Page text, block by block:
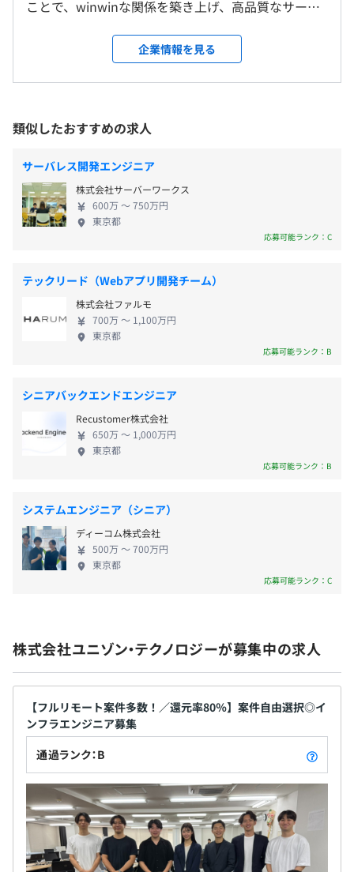
■キャリア支援の専任担当者
マネジメント、上流工程、独立・フリーランスなど、目指
すキャリアのゴールに対応できるように、様々な角度から
当社では案件単価を全て開示し、単価の80%を還元して
っており、年収1000万円の実績もあります。
単価の開示により、自身のスキルがどのように評価されて
いるかを正確に把握することができ、
納得感を持ってチャレンジしていただけるはずです。
代表の土肥は、エンジニアの経験、IT領域での営業、キャ
リア支援の経験を活かし、「時代をグロースさせる企業」
を目指して当社を設立しました。
エンジニア一人ひとりが主体的に活躍できる環境づくりに
・20代・30代が中心となって会社成長率200％のグロース
会社
・頑張るエンジニアを表彰する「エンジニアアワード」を
就業場所の変更範囲
東京本社、および自宅
会社の定める場所（テレワークを行う場所を含む）
受動喫煙防止措置に関する事項
対策内容：屋内禁煙
・祝日休み
・産前・産後休暇
・介護休暇
・シルバーウィーク休暇
・残業手当（全額支給）
・資格手当
・子供手当（月3万円）
・年2回（7月・12月）※3.8ヵ月分（2023年度実績）
・別途決算賞与あり
年2回（7月＆随時昇給）
社会保険完備（雇用・労災・健康・厚生年金）
ことで、winwinな関係を築き上げ、高品質なサービ
もたらしていくと考えています。 ユニゾンではこの
考え方を大切にしており、全社員が顧客と共に「成
長」する意識を持っています。 ＜私たちの構想＞ 私
目指します。 日進月歩で進む情報技術は、日本全土
のビジネスを大きく変化させており、世界を成長さ
せるための重要な原動力です。 私たち情報技術に無
限の可能性を信じ、日本市場が抱える課題を解決す
るために、情報技術で革新的なソリューションを創
出し続けます。 ビジョンを実現させるために、私た
ち成長し、社会から求められるような企業を目指し
企業情報を見る
類似したおすすめの求人
サーバレス開発エンジニア
株式会社サーバーワークス
600万 〜 750万円
東京都
応募可能ランク：C
テックリード（Webアプリ開発チーム）
株式会社ファルモ
700万 〜 1,100万円
東京都
応募可能ランク：B
シニアバックエンドエンジニア
Recustomer株式会社
650万 〜 1,000万円
東京都
応募可能ランク：B
システムエンジニア（シニア）
ディーコム株式会社
500万 〜 700万円
東京都
応募可能ランク：C
株式会社ユニゾン・テクノロジーが募集中の求人
【フルリモート案件多数！／還元率80％】案件自由選択◎イ
ンフラエンジニア募集
通過ランク：B